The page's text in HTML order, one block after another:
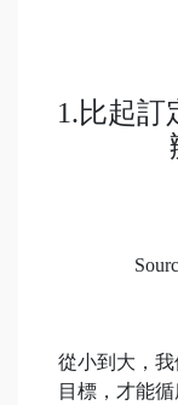
1.比起訂
從小到大，
目標，才能